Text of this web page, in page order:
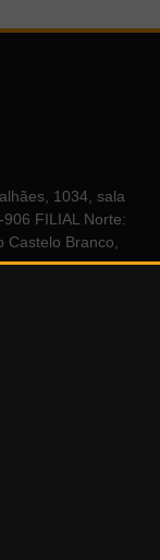
1034, sala
906 FILIAL Norte:
Castelo Branco,